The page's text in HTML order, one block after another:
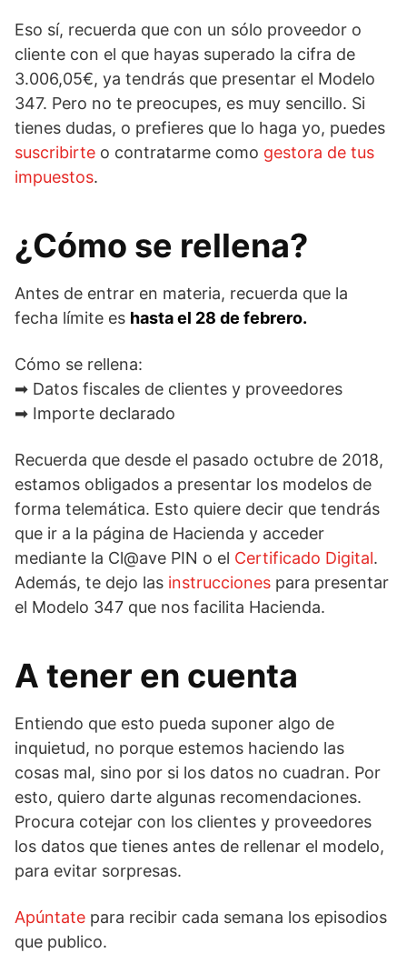
Eso sí, recuerda que con un sólo proveedor o
cliente con el que hayas superado la cifra de
3.006,05€, ya tendrás que presentar el Modelo
347. Pero no te preocupes, es muy sencillo. Si
tienes dudas, o prefieres que lo haga yo, puedes
suscribirte o contratarme como gestora de tus
impuestos.
¿Cómo se rellena?
Antes de entrar en materia, recuerda que la
fecha límite es hasta el 28 de febrero.
Cómo se rellena:
➡ Datos fiscales de clientes y proveedores
➡ Importe declarado
Recuerda que desde el pasado octubre de 2018,
estamos obligados a presentar los modelos de
forma telemática. Esto quiere decir que tendrás
que ir a la página de Hacienda y acceder
mediante la Cl@ave PIN o el Certificado Digital.
Además, te dejo las instrucciones para presentar
el Modelo 347 que nos facilita Hacienda.
A tener en cuenta
Entiendo que esto pueda suponer algo de
inquietud, no porque estemos haciendo las
cosas mal, sino por si los datos no cuadran. Por
esto, quiero darte algunas recomendaciones.
Procura cotejar con los clientes y proveedores
los datos que tienes antes de rellenar el modelo,
para evitar sorpresas.
Apúntate para recibir cada semana los episodios
que publico.